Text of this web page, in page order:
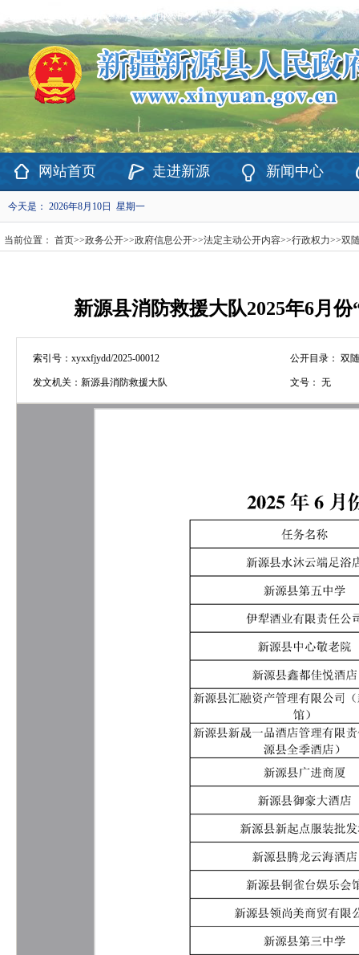
欢迎访问新疆维吾尔自治区新源县政府网站！
网站首页 走进新源 新闻中心
今天是： 2026年8月10日 星期一
当前位置： 首页>>政务公开>>政府信息公开>>法定主动公开内容>>行政权力>>双
新源县消防救援大队2025年6月
索引号： xyxxfjydd/2025-00012 公开目录： 双
发文机关： 新源县消防救援大队 文号： 无